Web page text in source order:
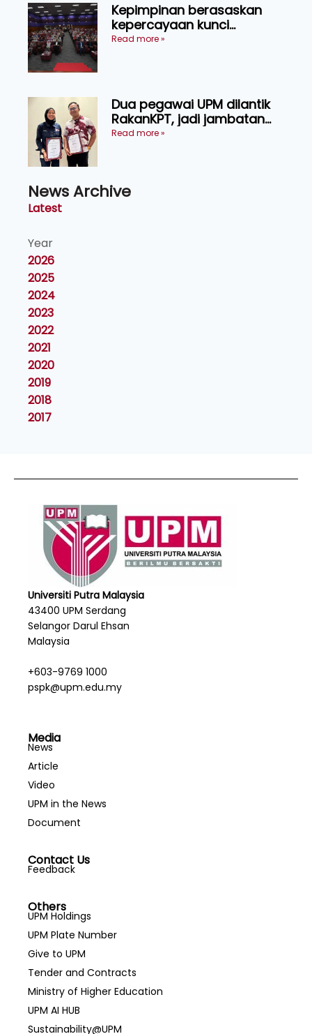
Kepimpinan berasaskan
kepercayaan kunci
kecemerlangan institusi -
Read more »
Dua pegawai UPM dilantik
RakanKPT, jadi jambatan
maklumat ke akar umbi
Read more »
News Archive
Latest
Year
2026
2025
2024
2023
2022
2021
2020
2019
2018
2017
Universiti Putra Malaysia
43400 UPM Serdang
Selangor Darul Ehsan
Malaysia
+603-9769 1000
pspk@upm.edu.my
Media
News
Article
Video
UPM in the News
Document
Contact Us
Feedback
Others
UPM Holdings
UPM Plate Number
Give to UPM
Tender and Contracts
Ministry of Higher Education
UPM AI HUB
Sustainability@UPM